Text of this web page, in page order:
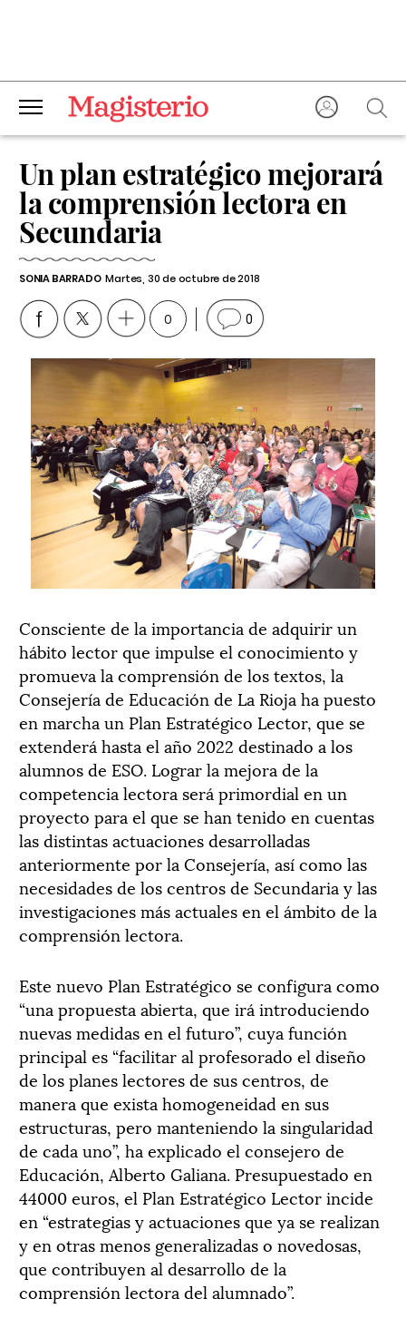
Un plan estratégico mejorará
la comprensión lectora en
Secundaria
SONIA BARRADO Martes, 30 de octubre de 2018
0 0
Consciente de la importancia de adquirir un
hábito lector que impulse el conocimiento y
promueva la comprensión de los textos, la
Consejería de Educación de La Rioja ha puesto
en marcha un Plan Estratégico Lector, que se
extenderá hasta el año 2022 destinado a los
alumnos de ESO. Lograr la mejora de la
competencia lectora será primordial en un
proyecto para el que se han tenido en cuentas
las distintas actuaciones desarrolladas
anteriormente por la Consejería, así como las
necesidades de los centros de Secundaria y las
investigaciones más actuales en el ámbito de la
comprensión lectora.
Este nuevo Plan Estratégico se configura como
“una propuesta abierta, que irá introduciendo
nuevas medidas en el futuro”, cuya función
principal es “facilitar al profesorado el diseño
de los planes lectores de sus centros, de
manera que exista homogeneidad en sus
estructuras, pero manteniendo la singularidad
de cada uno”, ha explicado el consejero de
Educación, Alberto Galiana. Presupuestado en
44000 euros, el Plan Estratégico Lector incide
en “estrategias y actuaciones que ya se realizan
y en otras menos generalizadas o novedosas,
que contribuyen al desarrollo de la
comprensión lectora del alumnado”.